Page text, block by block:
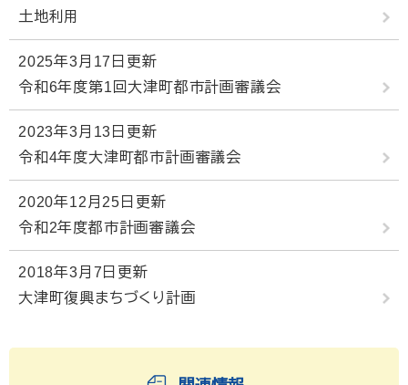
土地利用
2025年3月17日更新
令和6年度第1回大津町都市計画審議会
2023年3月13日更新
令和4年度大津町都市計画審議会
2020年12月25日更新
令和2年度都市計画審議会
2018年3月7日更新
大津町復興まちづくり計画